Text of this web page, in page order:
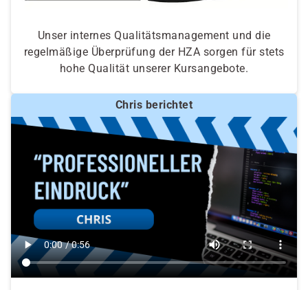
Unser internes Qualitätsmanagement und die
regelmäßige Überprüfung der HZA sorgen für stets
hohe Qualität unserer Kursangebote.
Chris berichtet